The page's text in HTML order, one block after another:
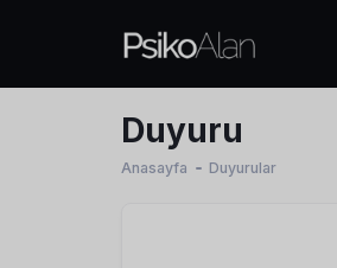
Duyuru
Anasayfa Duyurular